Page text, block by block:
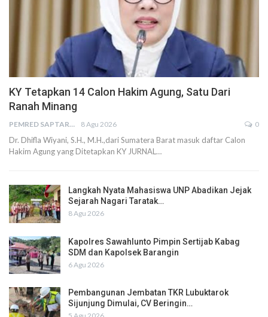
KY Tetapkan 14 Calon Hakim Agung, Satu Dari
Ranah Minang
PEMRED SAPTARIUS 8 Agu 2026 0
Dr. Dhifla Wiyani, S.H., M.H.,dari Sumatera Barat masuk daftar Calon
Hakim Agung yang Ditetapkan KY JURNAL…
Langkah Nyata Mahasiswa UNP Abadikan Jejak
Sejarah Nagari Taratak…
8 Agu 2026
Kapolres Sawahlunto Pimpin Sertijab Kabag
SDM dan Kapolsek Barangin
6 Agu 2026
Pembangunan Jembatan TKR Lubuktarok
Sijunjung Dimulai, CV Beringin…